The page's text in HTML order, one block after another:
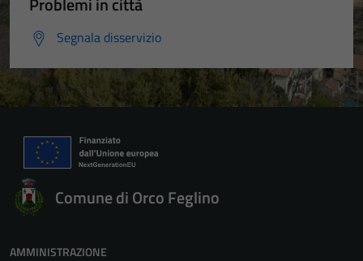
Segnala disservizio
Comune di Orco Feglino
AMMINISTRAZIONE